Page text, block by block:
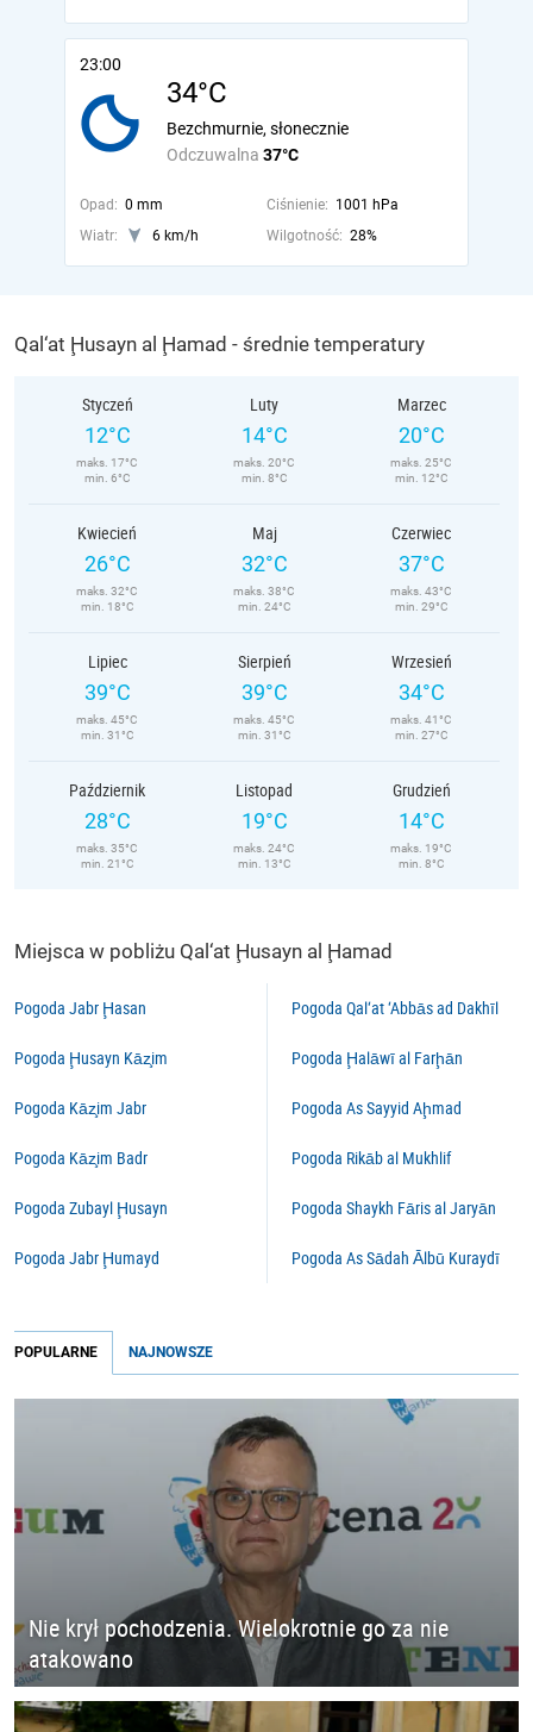
23:00
34°C
Odczuwalna 37°C
Bezchmurnie, słonecznie
Opad: 0 mm Ciśnienie: 1001 hPa
Wiatr:
6 km/h Wilgotność: 28%
Qal‘at Ḩusayn al Ḩamad - średnie temperatury
Styczeń
12°C
maks. 17°C
min. 6°C
Luty
14°C
maks. 20°C
min. 8°C
Marzec
20°C
maks. 25°C
min. 12°C
Kwiecień
26°C
maks. 32°C
min. 18°C
Maj
32°C
maks. 38°C
min. 24°C
Czerwiec
37°C
maks. 43°C
min. 29°C
Lipiec
39°C
maks. 45°C
min. 31°C
Sierpień
39°C
maks. 45°C
min. 31°C
Wrzesień
34°C
maks. 41°C
min. 27°C
Październik
28°C
maks. 35°C
min. 21°C
Listopad
19°C
maks. 24°C
min. 13°C
Grudzień
14°C
maks. 19°C
min. 8°C
Miejsca w pobliżu Qal‘at Ḩusayn al Ḩamad
Pogoda Jabr Ḩasan
Pogoda Ḩusayn Kāz̧im
Pogoda Kāz̧im Jabr
Pogoda Kāz̧im Badr
Pogoda Zubayl Ḩusayn
Pogoda Jabr Ḩumayd
Pogoda Qal‘at ‘Abbās ad Dakhīl
Pogoda Ḩalāwī al Farḩān
Pogoda As Sayyid Aḩmad
Pogoda Rikāb al Mukhlif
Pogoda Shaykh Fāris al Jaryān
Pogoda As Sādah Ālbū Kuraydī
POPULARNE NAJNOWSZE
Nie krył pochodzenia. Wielokrotnie go za nie
atakowano